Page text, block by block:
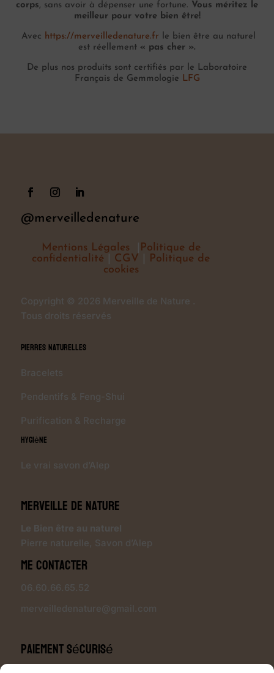
corps, sans avoir à dépenser une fortune. Vous méritez le
meilleur pour votre bien être!
Avec https://merveilledenature.fr le bien être au naturel
est réellement « pas cher ».
De plus nos produits sont certifiés par le Laboratoire
Français de Gemmologie LFG
@merveilledenature
Mentions Légales
Politique de
confidentialité
CGV
Politique de
cookies
Copyright © 2026 Merveille de Nature .
Tous droits réservés
Pierres Naturelles
Bracelets
Pendentifs & Feng-Shui
Purification & Recharge
Hygiène
Le vrai savon d’Alep
Merveille de Nature
Le Bien être au naturel
Pierre naturelle, Savon d’Alep
Me contacter
06.60.66.65.52
merveilledenature@gmail.com
Paiement sécurisé